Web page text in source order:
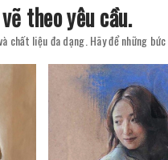
theo yêu cầu.
chất liệu đa dạng. Hãy để những